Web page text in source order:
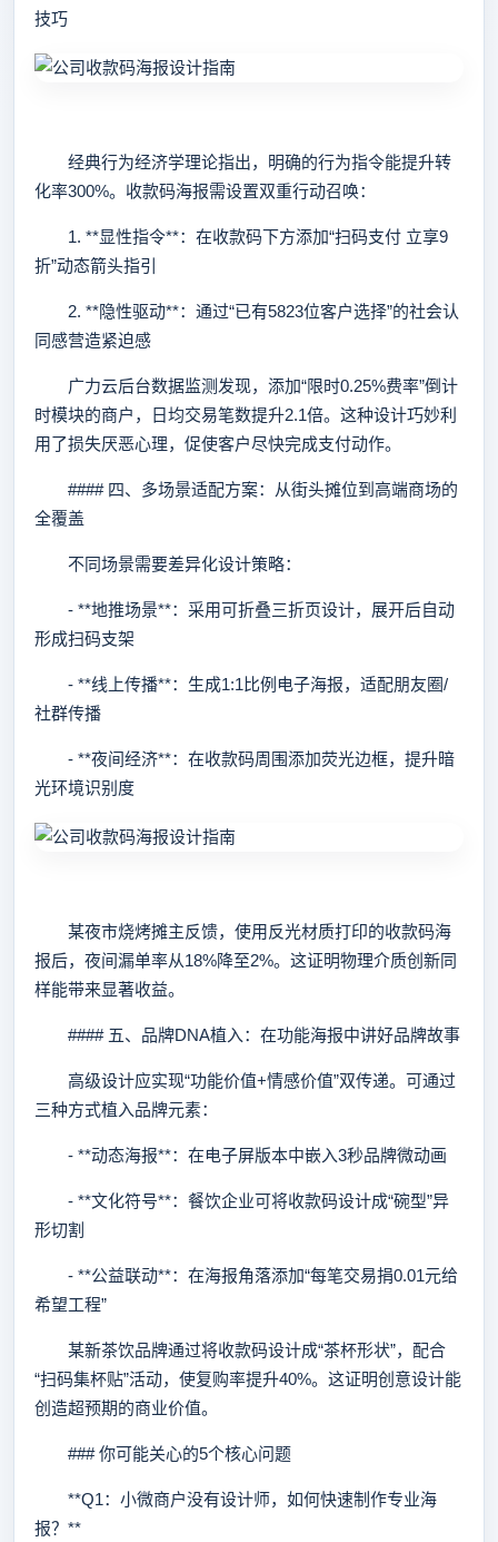
技巧
经典行为经济学理论指出，明确的行为指令能提升转
化率300%。收款码海报需设置双重行动召唤：
1. **显性指令**：在收款码下方添加“扫码支付 立享9
折”动态箭头指引
2. **隐性驱动**：通过“已有5823位客户选择”的社会认
同感营造紧迫感
广力云后台数据监测发现，添加“限时0.25%费率”倒计
时模块的商户，日均交易笔数提升2.1倍。这种设计巧妙利
用了损失厌恶心理，促使客户尽快完成支付动作。
#### 四、多场景适配方案：从街头摊位到高端商场的
全覆盖
不同场景需要差异化设计策略：
- **地推场景**：采用可折叠三折页设计，展开后自动
形成扫码支架
- **线上传播**：生成1:1比例电子海报，适配朋友圈/
社群传播
- **夜间经济**：在收款码周围添加荧光边框，提升暗
光环境识别度
某夜市烧烤摊主反馈，使用反光材质打印的收款码海
报后，夜间漏单率从18%降至2%。这证明物理介质创新同
样能带来显著收益。
#### 五、品牌DNA植入：在功能海报中讲好品牌故事
高级设计应实现“功能价值+情感价值”双传递。可通过
三种方式植入品牌元素：
- **动态海报**：在电子屏版本中嵌入3秒品牌微动画
- **文化符号**：餐饮企业可将收款码设计成“碗型”异
形切割
- **公益联动**：在海报角落添加“每笔交易捐0.01元给
希望工程”
某新茶饮品牌通过将收款码设计成“茶杯形状”，配合
“扫码集杯贴”活动，使复购率提升40%。这证明创意设计能
创造超预期的商业价值。
### 你可能关心的5个核心问题
**Q1：小微商户没有设计师，如何快速制作专业海
报？**